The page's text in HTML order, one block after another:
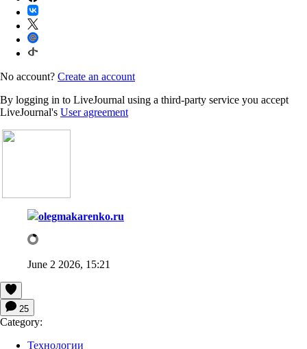
No account? Create an account
By logging in to LiveJournal using a third-party service you accept
LiveJournal's User agreement
olegmakarenko.ru
June 2 2026, 15:21
25
Category:
Технологии